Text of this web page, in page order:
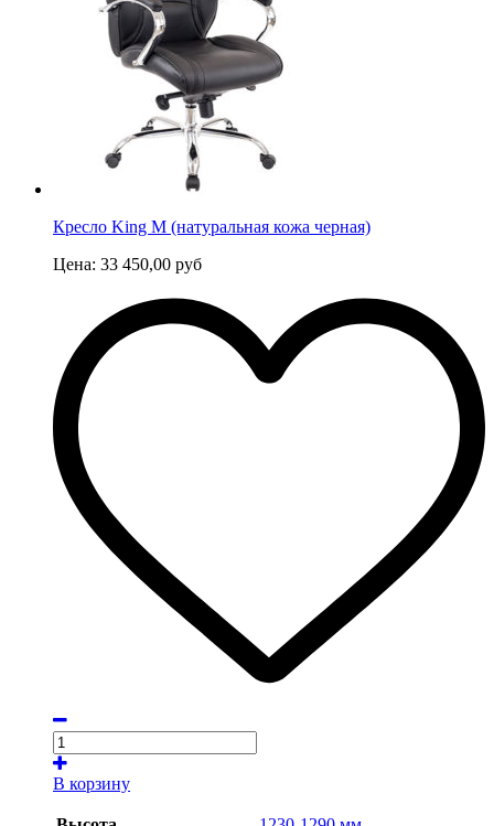
Кресло King M (натуральная кожа черная)
Цена: 33 450,00 руб
В корзину